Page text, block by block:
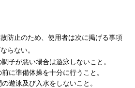
防止のため、使用者は次に掲げる事項
らない。
子が悪い場合は遊泳しないこと。
に準備体操を十分に行うこと。
遊泳及び入水をしないこと。